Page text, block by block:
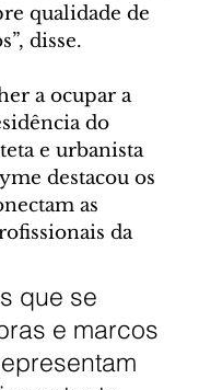
qualidade de
disse.
a ocupar a
do
e urbanista
destacou os
as
da
que se
e marcos